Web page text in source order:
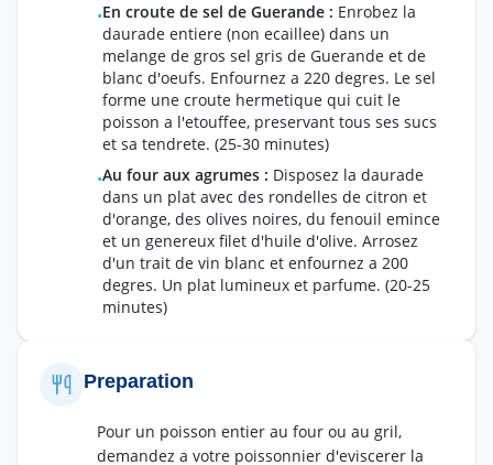
•En croute de sel de Guerande : Enrobez la
daurade entiere (non ecaillee) dans un
melange de gros sel gris de Guerande et de
blanc d'oeufs. Enfournez a 220 degres. Le sel
forme une croute hermetique qui cuit le
poisson a l'etouffee, preservant tous ses sucs
et sa tendrete. (25-30 minutes)
•Au four aux agrumes : Disposez la daurade
dans un plat avec des rondelles de citron et
d'orange, des olives noires, du fenouil emince
et un genereux filet d'huile d'olive. Arrosez
d'un trait de vin blanc et enfournez a 200
degres. Un plat lumineux et parfume. (20-25
minutes)
Preparation
Pour un poisson entier au four ou au gril,
demandez a votre poissonnier d'eviscerer la